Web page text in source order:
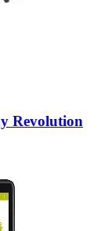
Revolution